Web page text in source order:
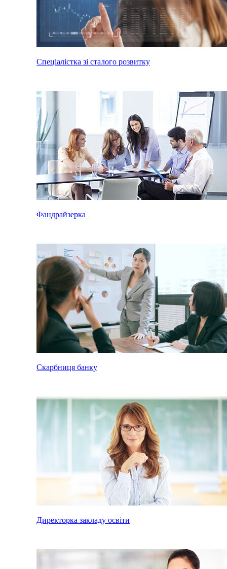
Спеціалістка зі сталого розвитку
Фандрайзерка
Скарбниця банку
Директорка закладу освіти